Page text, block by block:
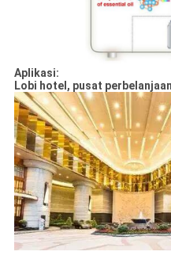
Aplikasi:
Lobi hotel, pusat